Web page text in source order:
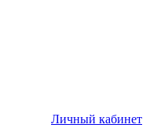
Личный кабинет